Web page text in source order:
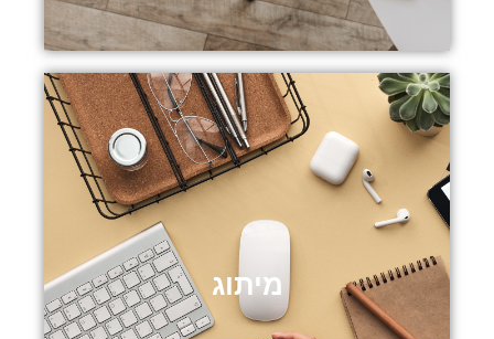
מיתוג
מיתוג ודפי נחיתה תואמי עולם חדש
ארגונים עסקיים זקוקים היום יותר מתמיד לייצוב מקומם בשדה בו
הם נמצאים, למתג את עצמם באופן תודעתי מול הלקוחות וקהל
היעד שלהם. אנו מתמחים בכתיבת תוכן, מיתוג ובניית אתרים ודפי